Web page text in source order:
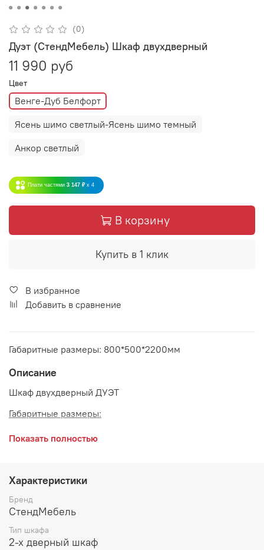
(0)
Дуэт (СтендМебель) Шкаф двухдверный
11 990 руб
Цвет
Венге-Дуб Белфорт
Ясень шимо светлый-Ясень шимо темный
Анкор светлый
Плати частями 3 147 ₽ x 4
В корзину
Купить в 1 клик
В избранное
Добавить в сравнение
Габаритные размеры: 800*500*2200мм
Описание
Шкаф двухдверный ДУЭТ
Габаритные размеры:
длина 800 мм
высота 2200 мм
Материалы:
Фасад / Корпус - ЛДСП 16 мм
Задняя стенка - ЛДВП 4 мм
Показать полностью
Характеристики
Бренд
СтендМебель
Тип шкафа
2-х дверный шкаф